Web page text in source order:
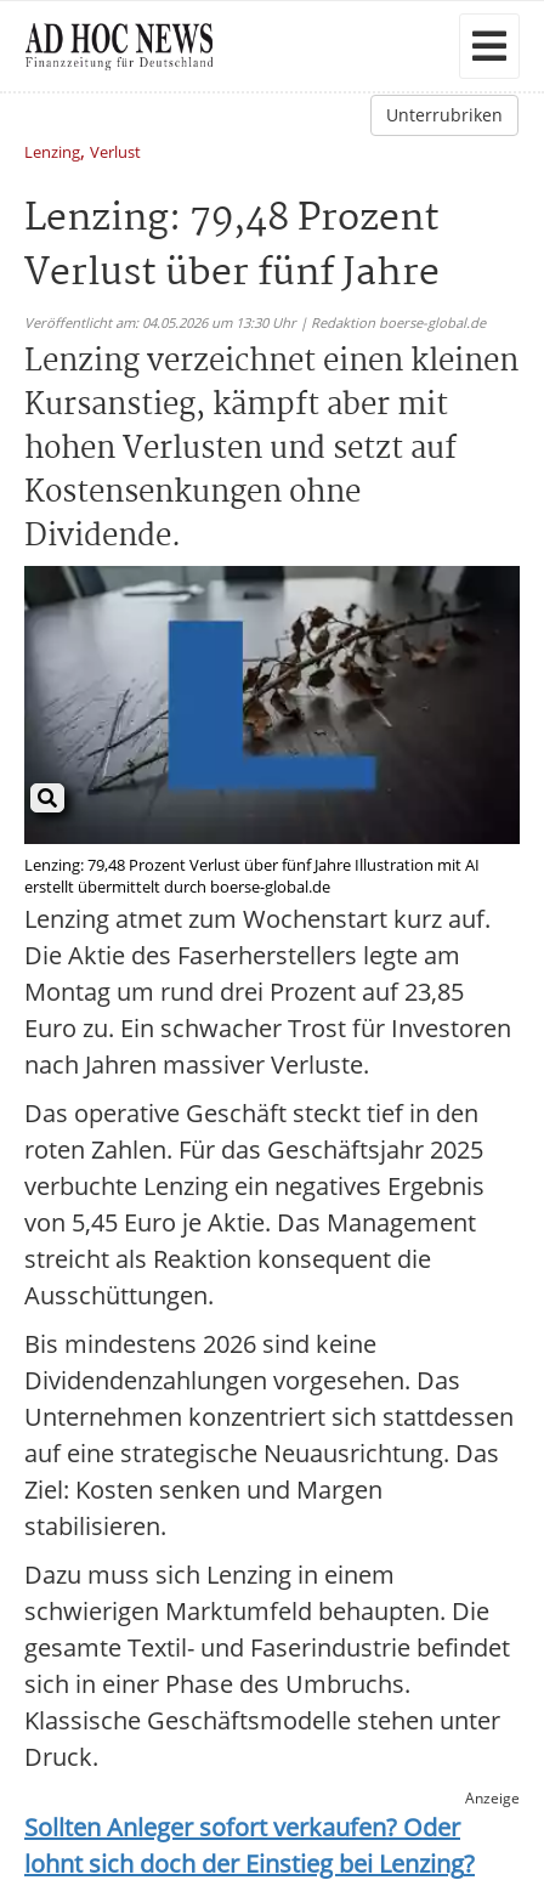
Unterrubriken
Lenzing, Verlust
Lenzing: 79,48 Prozent
Verlust über fünf Jahre
Veröffentlicht am: 04.05.2026 um 13:30 Uhr | Redaktion boerse-global.de
Lenzing verzeichnet einen kleinen
Kursanstieg, kämpft aber mit
hohen Verlusten und setzt auf
Kostensenkungen ohne
Dividende.
Lenzing: 79,48 Prozent Verlust über fünf Jahre Illustration mit AI
erstellt übermittelt durch boerse-global.de
Lenzing atmet zum Wochenstart kurz auf.
Die Aktie des Faserherstellers legte am
Montag um rund drei Prozent auf 23,85
Euro zu. Ein schwacher Trost für Investoren
nach Jahren massiver Verluste.
Das operative Geschäft steckt tief in den
roten Zahlen. Für das Geschäftsjahr 2025
verbuchte Lenzing ein negatives Ergebnis
von 5,45 Euro je Aktie. Das Management
streicht als Reaktion konsequent die
Ausschüttungen.
Bis mindestens 2026 sind keine
Dividendenzahlungen vorgesehen. Das
Unternehmen konzentriert sich stattdessen
auf eine strategische Neuausrichtung. Das
Ziel: Kosten senken und Margen
stabilisieren.
Dazu muss sich Lenzing in einem
schwierigen Marktumfeld behaupten. Die
gesamte Textil- und Faserindustrie befindet
sich in einer Phase des Umbruchs.
Klassische Geschäftsmodelle stehen unter
Druck.
Anzeige
Sollten Anleger sofort verkaufen? Oder
lohnt sich doch der Einstieg bei Lenzing?